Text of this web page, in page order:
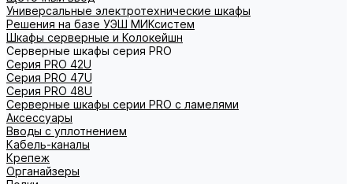
Универсальные электротехнические шкафы
Решения на базе УЭШ МИКсистем
Шкафы серверные и Колокейшн
Серверные шкафы серия PRO
Серия PRO 42U
Серия PRO 47U
Серия PRO 48U
Серверные шкафы серии PRO с ламелями
Аксессуары
Вводы с уплотнением
Кабель-каналы
Крепеж
Органайзеры